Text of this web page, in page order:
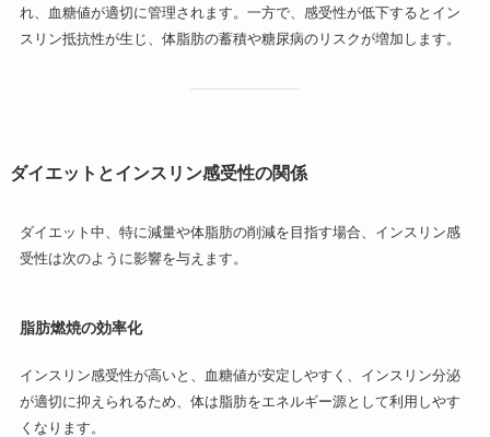
れ、血糖値が適切に管理されます。一方で、感受性が低下するとイン
スリン抵抗性が生じ、体脂肪の蓄積や糖尿病のリスクが増加します。
ダイエットとインスリン感受性の関係
ダイエット中、特に減量や体脂肪の削減を目指す場合、インスリン感
受性は次のように影響を与えます。
脂肪燃焼の効率化
インスリン感受性が高いと、血糖値が安定しやすく、インスリン分泌
が適切に抑えられるため、体は脂肪をエネルギー源として利用しやす
くなります。